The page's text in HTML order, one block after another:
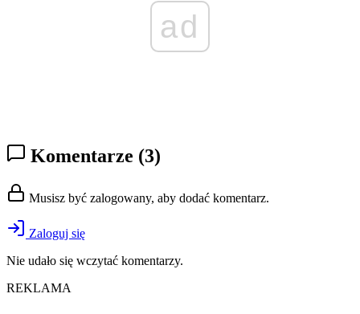
ad
Komentarze (3)
Musisz być zalogowany, aby dodać komentarz.
Zaloguj się
Nie udało się wczytać komentarzy.
REKLAMA